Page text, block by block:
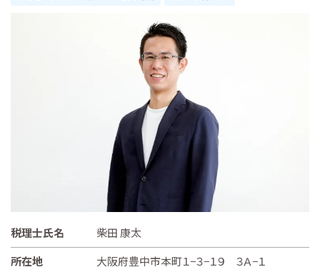
税理士氏名
柴田 康太
所在地
大阪府豊中市本町１−３−１９ ３Ａ−１